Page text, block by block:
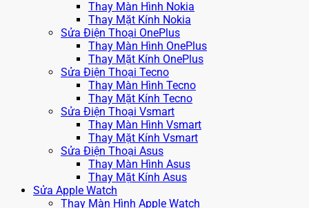
Thay Màn Hình Nokia
Thay Mặt Kính Nokia
Sửa Điện Thoại OnePlus
Thay Màn Hình OnePlus
Thay Mặt Kính OnePlus
Sửa Điện Thoại Tecno
Thay Màn Hình Tecno
Thay Mặt Kính Tecno
Sửa Điện Thoại Vsmart
Thay Màn Hình Vsmart
Thay Mặt Kính Vsmart
Sửa Điện Thoại Asus
Thay Màn Hình Asus
Thay Mặt Kính Asus
Sửa Apple Watch
Thay Màn Hình Apple Watch